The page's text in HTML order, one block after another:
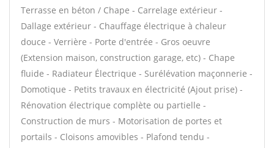
Terrasse en béton / Chape - Carrelage extérieur -
Dallage extérieur - Chauffage électrique à chaleur
douce - Verrière - Porte d'entrée - Gros oeuvre
(Extension maison, construction garage, etc) - Chape
fluide - Radiateur Électrique - Surélévation maçonnerie -
Domotique - Petits travaux en électricité (Ajout prise) -
Rénovation électrique complète ou partielle -
Construction de murs - Motorisation de portes et
portails - Cloisons amovibles - Plafond tendu -